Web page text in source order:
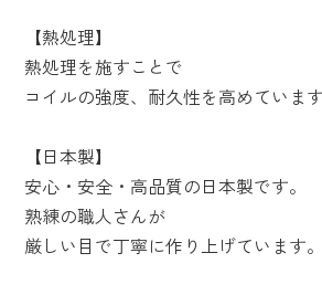
【熱処理】
熱処理を施すことで
コイルの強度、耐久性を高めています
【日本製】
安心・安全・高品質の日本製です。
熟練の職人さんが
厳しい目で丁寧に作り上げています。